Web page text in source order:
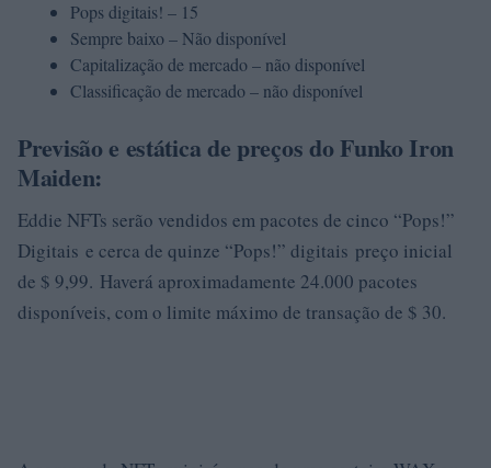
Pops digitais! – 15
Sempre baixo – Não disponível
Capitalização de mercado – não disponível
Classificação de mercado – não disponível
Previsão e estática de preços do Funko Iron
Maiden:
Eddie NFTs serão vendidos em pacotes de cinco “Pops!”
Digitais e cerca de quinze “Pops!” digitais preço inicial
de $ 9,99. Haverá aproximadamente 24.000 pacotes
disponíveis, com o limite máximo de transação de $ 30.